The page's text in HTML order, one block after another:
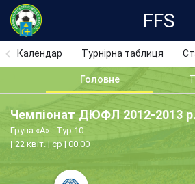
FFS
Календар Турнірна таблиця
Головне
Чемпіонат ДЮФЛ 2012-2013
Група «А» - Тур 10
22 квіт. | ср | 00:00